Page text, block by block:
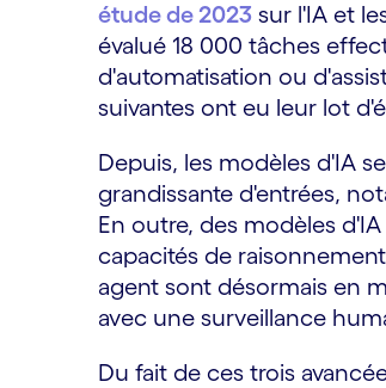
étude de 2023 sur l'IA et
évalué 18 000 tâches
d'automatisation ou
suivantes ont eu leur lot
Depuis, les modèles d'IA
grandissante d'entrées,
En outre, des modèles
capacités de
agent sont désormais en
avec une surveillance
Du fait de ces trois